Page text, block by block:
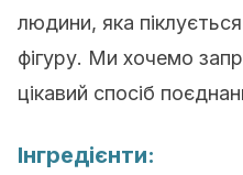
людини, яка
фігуру. Ми хочемо
цікавий спосіб
Інгредієнти: